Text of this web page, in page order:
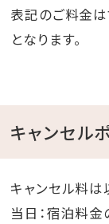
表記のご料金
となります。
キャンセル
キャンセル料は
当日：宿泊料金